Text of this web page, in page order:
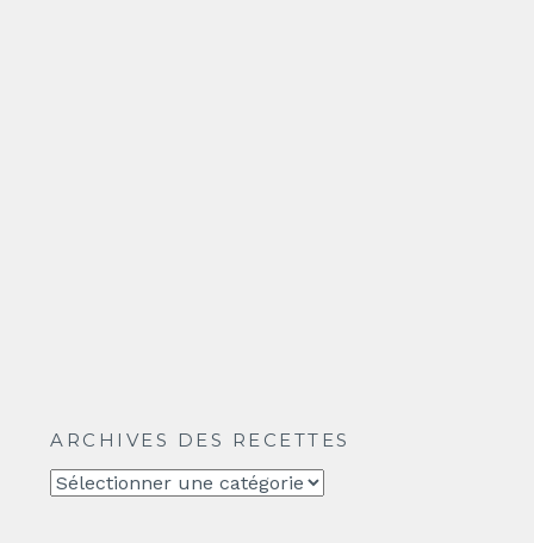
ARCHIVES DES RECETTES
Archives